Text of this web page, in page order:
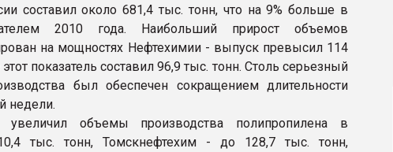
составил около 681,4 тыс. тонн, что на 9% больше в
2010 года. Наибольший прирост объемов
на мощностях Нефтехимии - выпуск превысил 114
показатель составил 96,9 тыс. тонн. Столь серьезный
был обеспечен сокращением длительности
недели.
увеличил объемы производства полипропилена в
тыс. тонн, Томскнефтехим - до 128,7 тыс. тонн,